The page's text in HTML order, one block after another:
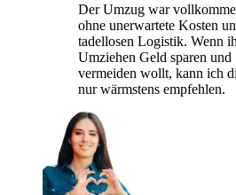
Der Umzug war
ohne unerwartete Kosten
tadellosen Logistik. Wenn
Umziehen Geld sparen und
vermeiden wollt, kann ich
nur wärmstens empfehlen.